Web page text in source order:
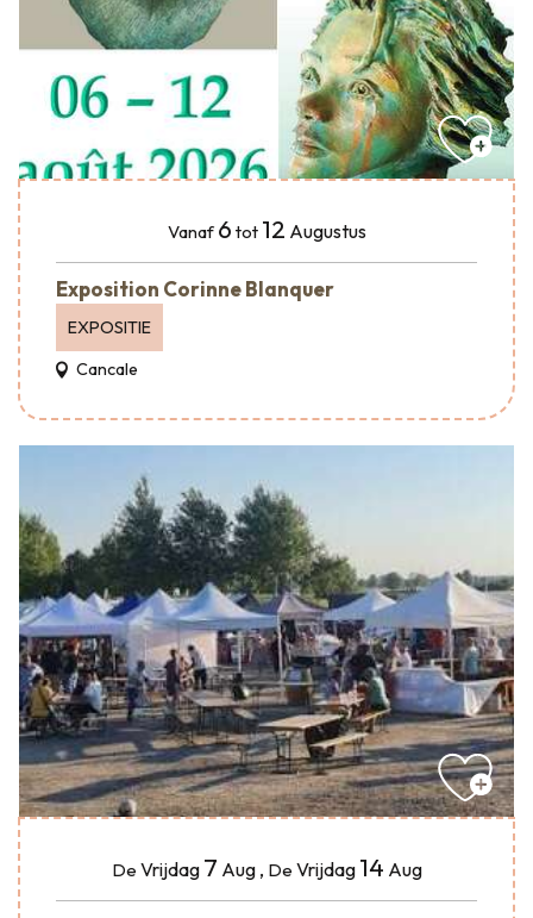
Vanaf 6 tot 12 Augustus
Exposition Corinne Blanquer
EXPOSITIE
Cancale
De Vrijdag 7 Aug, De Vrijdag 14 Aug